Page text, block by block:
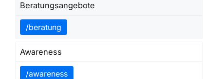
Beratungsangebote
/beratung
Awareness
/awareness